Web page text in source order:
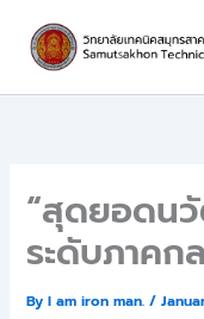
content
“สุดยอดน
ระดับภาคก
ByI am iron man./